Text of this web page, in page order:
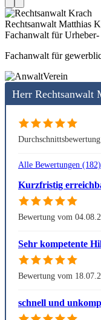
Rechtsanwalt Matthias
Fachanwalt für
Fachanwalt für
Herr Rechtsanwalt
Alle Bewertungen (182)
Kurzfristig
Bewertung vom
Sehr kompetente
Bewertung vom
schnell und